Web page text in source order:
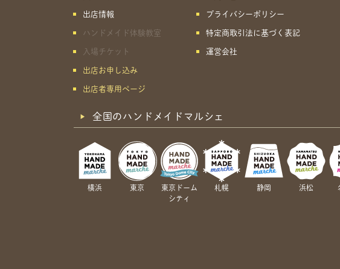
出店情報
ハンドメイド体験教室
入場チケット
出店お申し込み
出店者専用ページ
プライバシーポリシー
特定商取引法に基づく表記
運営会社
全国のハンドメイドマルシェ
横浜 東京
東京ドーム
シティ
札幌 静岡 浜松